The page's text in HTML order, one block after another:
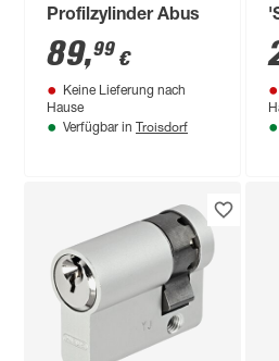
Profilzylinder Abus
89,99 €
Keine Lieferung nach
Hause
Verfügbar in Troisdorf